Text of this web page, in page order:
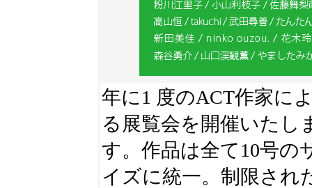
年に1 度のACT作家に
る展覧会を開催いたし
す。作品は全て10号の
イズに統一。制限され